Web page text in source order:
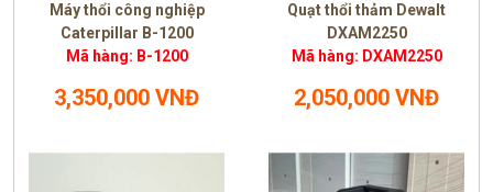
Máy thổi công nghiệp
Caterpillar B-1200
Mã hàng: B-1200
3,350,000 VNĐ
Quạt thổi thảm Dewalt
DXAM2250
Mã hàng: DXAM2250
2,050,000 VNĐ